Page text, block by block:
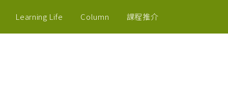
Learning Life Column 課程推介